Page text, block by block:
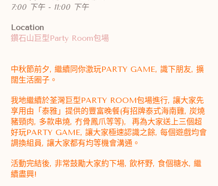
7:00 下午 - 11:00 下午
Location
鑽石山巨型Party Room包場
中秋節前夕, 繼續同你激玩PARTY GAME, 識下朋友, 擴
闊生活圈子。
我地繼續於荃灣巨型PARTY ROOM包場進行, 讓大家先
享用由「泰雅」提供的豐富晚餐(有招牌泰式海南雞, 炭燒
豬頸肉, 多款串燒, 冇骨鳳爪等等),
再為大家送上三個超
好玩PARTY GAME, 讓大家極速認識之餘, 每個遊戲均會
調換組員, 讓大家都有均等機會溝通。
活動完結後, 非常鼓勵大家約下場, 飲杯野, 食個糖水, 繼
續盡興!